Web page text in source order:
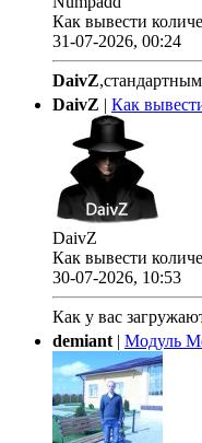
Как вывести
31-07-2026, 00:24
DaivZ
DaivZ | Как
DaivZ
Как вывести
30-07-2026, 10:53
Как у вас
demiant | Модуль